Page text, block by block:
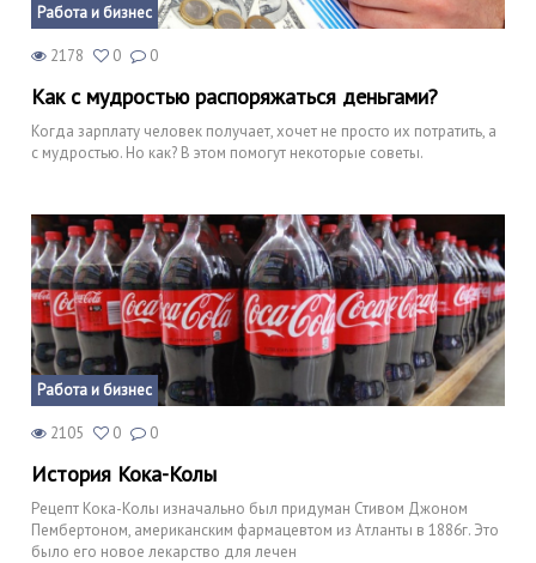
Работа и бизнес
2178 0 0
Как с мудростью распоряжаться деньгами?
Когда зарплату человек получает, хочет не просто их потратить, а
с мудростью. Но как? В этом помогут некоторые советы.
Работа и бизнес
2105 0 0
История Кока-Колы
Рецепт Кока-Колы изначально был придуман Стивом Джоном
Пембертоном, американским фармацевтом из Атланты в 1886г. Это
было его новое лекарство для лечен